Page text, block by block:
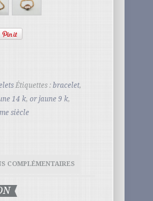
Étiquettes : bracelet,
14 k, or jaune 9 k,
siècle
COMPLÉMENTAIRES